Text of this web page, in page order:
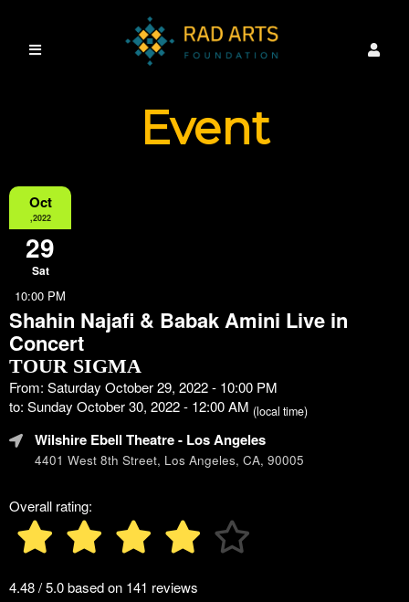
Event
Information
Oct
,2022
29
Sat
10:00 PM
Shahin Najafi & Babak Amini Live in
Concert
TOUR SIGMA
From: Saturday October 29, 2022 - 10:00 PM
to: Sunday October 30, 2022 - 12:00 AM (local time)
Wilshire Ebell Theatre- Los Angeles
4401 West 8th Street, Los Angeles, CA, 90005
Overall rating:
4.48 / 5.0 based on 141 reviews